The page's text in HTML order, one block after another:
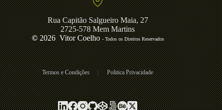
Rua Capitão Salgueiro Maia, 27
2725-578 Mem Martins
©2026 Vitor Coelho- Todos os Direitos Reservados
Termos e Condições|Politica Privacidade